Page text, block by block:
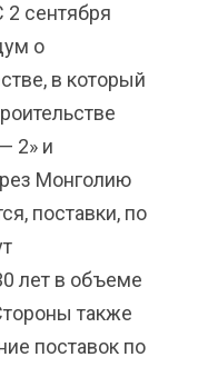
2 сентября
о
в который
2» и
Монголию
поставки, по
лет в объеме
также
поставок по